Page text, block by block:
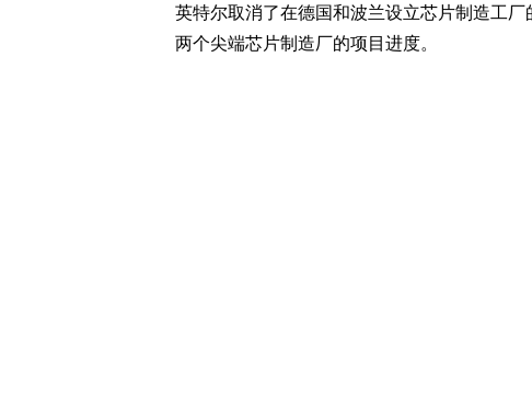
英特尔取消了在德国和波兰设立芯片制造工
两个尖端芯片制造厂的项目进度。